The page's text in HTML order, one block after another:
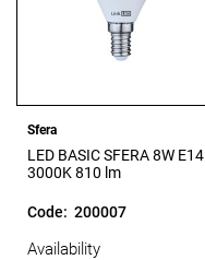
Sfera
LED BASIC SFERA 8W E14
3000K 810 lm
Code: 200007
Availability